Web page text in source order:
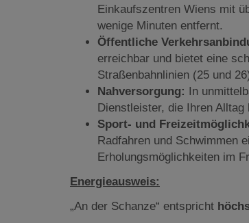
Einkaufszentren Wiens mit
wenige Minuten entfernt.
Öffentliche
erreichbar und bietet eine
Straßenbahnlinien (25 und
Nahversorgung: In
Dienstleister, die Ihren
Sport- und
Radfahren und Schwimmen
Erholungsmöglichkeiten im
Energieausweis:
„An der Schanze“ entspricht